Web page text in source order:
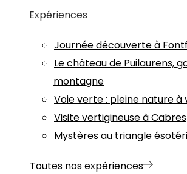
Expériences
Journée découverte à
Le château de Puilaurens,
montagne
Voie verte : pleine nature à
Visite vertigineuse à
Mystères au triangle
Toutes nos expériences